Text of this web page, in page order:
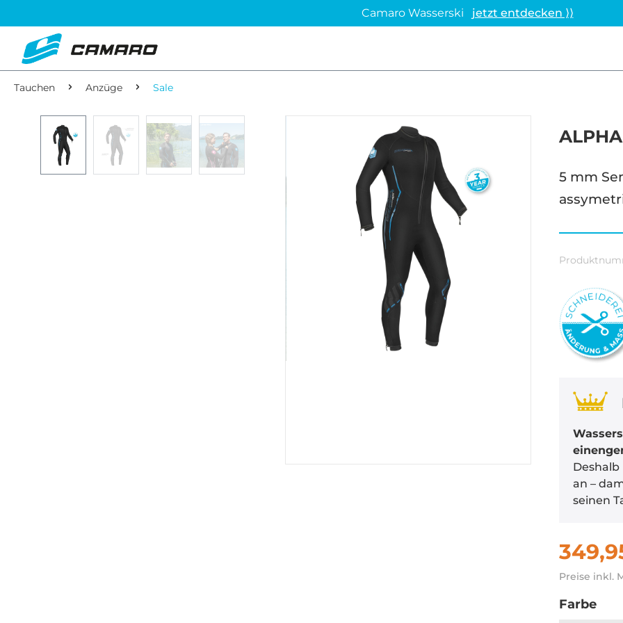
Camaro Wasserski jetzt entdecken ⟩⟩
Tauchen Anzüge Sale
5 mm
an –
seinen
Preise inkl.
Farbe